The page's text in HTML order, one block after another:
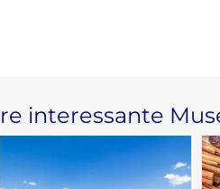
interessante